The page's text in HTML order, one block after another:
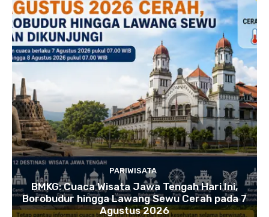
PARIWISATA
BMKG: Cuaca Wisata Jawa Tengah Hari Ini,
Borobudur hingga Lawang Sewu Cerah pada 7
Agustus 2026